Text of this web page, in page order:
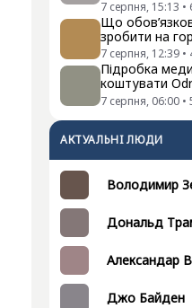
7 серпня, 15:13 •
Що
зробити на
7 серпня, 12:39 •
Підробка
коштувати
7 серпня, 06:00 •
АКТУАЛЬНI ЛЮДИ
Володимир
Дональд
Александар
Джо Байден